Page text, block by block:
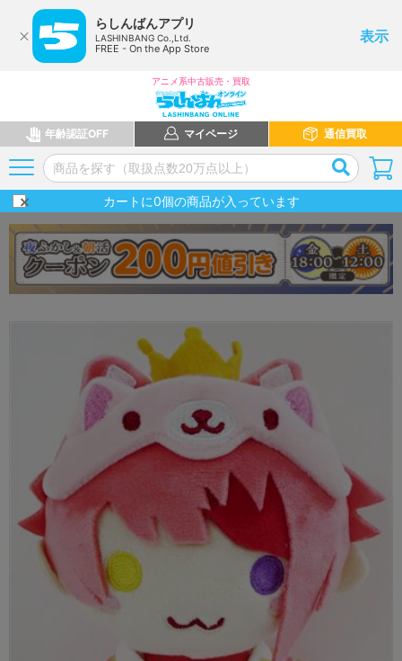
らしんばんアプリ
LASHINBANG Co.,Ltd.
FREE - On the App Store
表示
アニメ系中古販売・買取
年齢認証OFF マイページ 通信買取
カートに0個の商品が入っています